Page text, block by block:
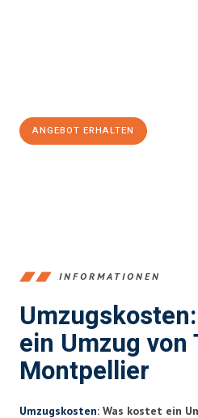
ANGEBOT ERHALTEN
INFORMATIONEN
ein Umzug von
Montpellier
Umzugskosten: Was kostet ein